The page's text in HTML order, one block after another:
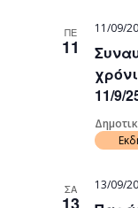
ΠΕ
11
11/9/
11/09/
ΣΑ 13/09/